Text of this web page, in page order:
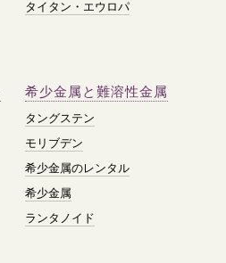
タイタン・エウロパ
希少金属と難溶性金属
タングステン
モリブデン
希少金属のレンタル
希少金属
ランタノイド